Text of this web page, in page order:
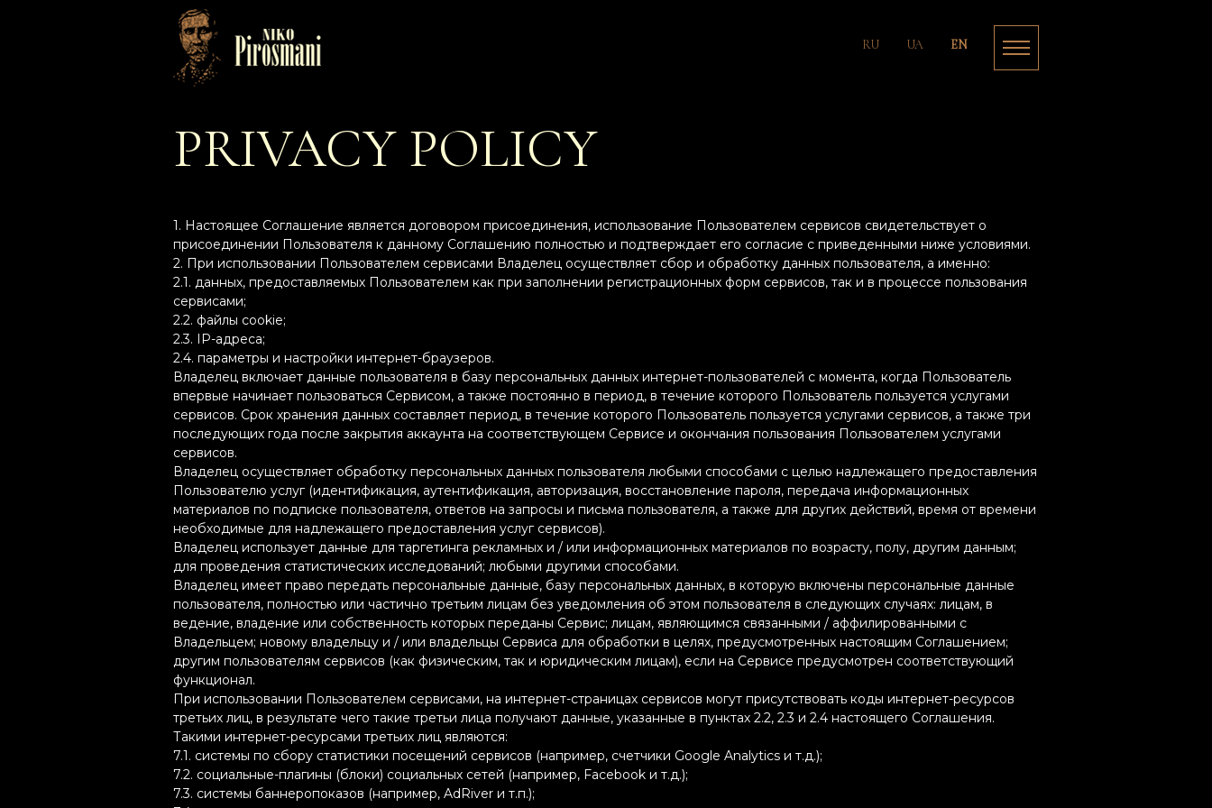
RU UA EN
PRIVACY POLICY
1. Настоящее Соглашение является договором присоединения, использование Пользователем сервисов свидетельствует о
присоединении Пользователя к данному Соглашению полностью и подтверждает его согласие с приведенными ниже условиями.
2. При использовании Пользователем сервисами Владелец осуществляет сбор и обработку данных пользователя, а именно:
2.1. данных, предоставляемых Пользователем как при заполнении регистрационных форм сервисов, так и в процессе пользования
сервисами;
2.2. файлы cookie;
2.3. IP-адреса;
2.4. параметры и настройки интернет-браузеров.
Владелец включает данные пользователя в базу персональных данных интернет-пользователей с момента, когда Пользователь
впервые начинает пользоваться Сервисом, а также постоянно в период, в течение которого Пользователь пользуется услугами
сервисов. Срок хранения данных составляет период, в течение которого Пользователь пользуется услугами сервисов, а также три
последующих года после закрытия аккаунта на соответствующем Сервисе и окончания пользования Пользователем услугами
сервисов.
Владелец осуществляет обработку персональных данных пользователя любыми способами с целью надлежащего предоставления
Пользователю услуг (идентификация, аутентификация, авторизация, восстановление пароля, передача информационных
материалов по подписке пользователя, ответов на запросы и письма пользователя, а также для других действий, время от времени
необходимые для надлежащего предоставления услуг сервисов).
Владелец использует данные для таргетинга рекламных и / или информационных материалов по возрасту, полу, другим данным;
для проведения статистических исследований; любыми другими способами.
Владелец имеет право передать персональные данные, базу персональных данных, в которую включены персональные данные
пользователя, полностью или частично третьим лицам без уведомления об этом пользователя в следующих случаях: лицам, в
ведение, владение или собственность которых переданы Сервис; лицам, являющимся связанными / аффилированными с
Владельцем; новому владельцу и / или владельцы Сервиса для обработки в целях, предусмотренных настоящим Соглашением;
другим пользователям сервисов (как физическим, так и юридическим лицам), если на Сервисе предусмотрен соответствующий
функционал.
При использовании Пользователем сервисами, на интернет-страницах сервисов могут присутствовать коды интернет-ресурсов
третьих лиц, в результате чего такие третьи лица получают данные, указанные в пунктах 2.2, 2.3 и 2.4 настоящего Соглашения.
Такими интернет-ресурсами третьих лиц являются:
7.1. системы по сбору статистики посещений сервисов (например, счетчики Google Analytics и т.д.);
7.2. социальные-плагины (блоки) социальных сетей (например, Facebook и т.д.);
7.3. системы баннеропоказов (например, AdRiver и т.п.);